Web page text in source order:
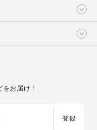
お届け！
登録